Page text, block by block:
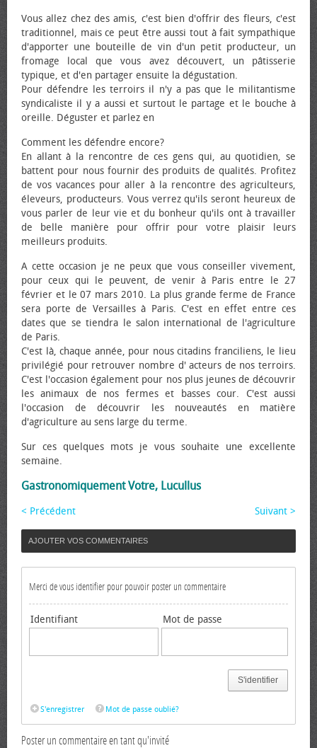
Vous allez chez des amis, c'est bien d'offrir des fleurs, c'est
traditionnel, mais ce peut être aussi tout à fait sympathique
d'apporter une bouteille de vin d'un petit producteur, un
fromage local que vous avez découvert, un pâtisserie
typique, et d'en partager ensuite la dégustation.
Pour défendre les terroirs il n'y a pas que le militantisme
syndicaliste il y a aussi et surtout le partage et le bouche à
oreille. Déguster et parlez en
Comment les défendre encore?
En allant à la rencontre de ces gens qui, au quotidien, se
battent pour nous fournir des produits de qualités. Profitez
de vos vacances pour aller à la rencontre des agriculteurs,
éleveurs, producteurs. Vous verrez qu'ils seront heureux de
vous parler de leur vie et du bonheur qu'ils ont à travailler
de belle manière pour offrir pour votre plaisir leurs
meilleurs produits.
A cette occasion je ne peux que vous conseiller vivement,
pour ceux qui le peuvent, de venir à Paris entre le 27
février et le 07 mars 2010. La plus grande ferme de France
sera porte de Versailles à Paris. C'est en effet entre ces
dates que se tiendra le salon international de l'agriculture
de Paris.
C'est là, chaque année, pour nous citadins franciliens, le lieu
privilégié pour retrouver nombre d' acteurs de nos terroirs.
C'est l'occasion également pour nos plus jeunes de découvrir
les animaux de nos fermes et basses cour. C'est aussi
l'occasion de découvrir les nouveautés en matière
d'agriculture au sens large du terme.
Sur ces quelques mots je vous souhaite une excellente
semaine.
Gastronomiquement Votre, Lucullus
< Précédent Suivant >
AJOUTER VOS COMMENTAIRES
Merci de vous identifier pour pouvoir poster un commentaire
Identifiant Mot de passe
S'identifier
S'enregistrer Mot de passe oublié?
Poster un commentaire en tant qu'invité